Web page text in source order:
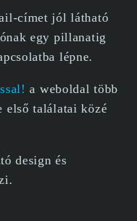
címet jól látható
egy pillanatig
lépne.
a weboldal több
első találatai közé
design és